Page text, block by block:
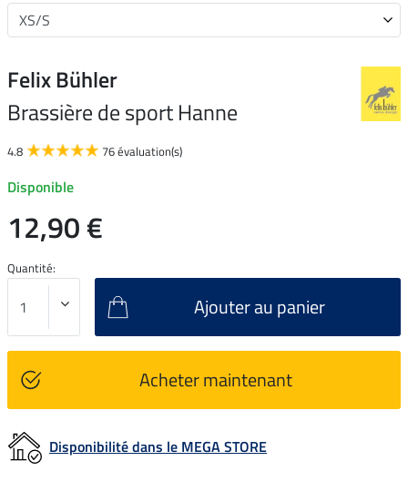
Felix Bühler
Brassière de sport Hanne
4.8 76 évaluation(s)
Disponible
12,90 €
Quantité:
Ajouter au panier
Acheter maintenant
Disponibilité dans le MEGA STORE